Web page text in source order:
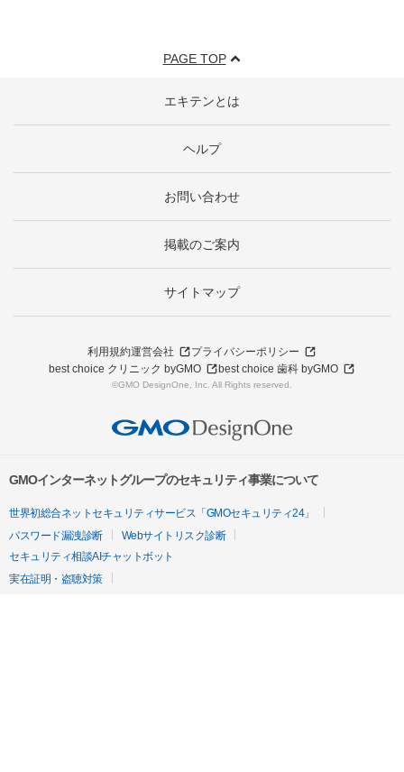
PAGE TOP
エキテンとは
ヘルプ
お問い合わせ
掲載のご案内
サイトマップ
利用規約運営会社
プライバシーポリシー
best choice クリニック byGMO
best choice 歯科 byGMO
©GMO DesignOne, Inc. All Rights reserved.
GMOインターネットグループのセキュリティ事業について
世界初総合ネットセキュリティサービス「GMOセキュリティ24」
パスワード漏洩診断
Webサイトリスク診断
セキュリティ相談AIチャットボット
実在証明・盗聴対策